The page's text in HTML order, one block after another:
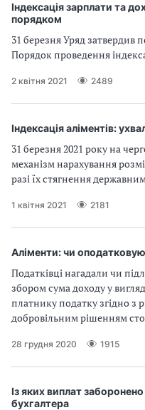
Індексація зарплати та
порядком
31 березня Уряд затвердив
Порядок проведення
2 квітня 2021 2489
Індексація аліментів:
31 березня 2021 року на
механізм нарахування
разі їх стягнення
1 квітня 2021 2181
Аліменти: чи
Податківці нагадали чи
збором сума доходу у
платнику податку згідно з
добровільним рішенням
28 грудня 2020 1915
Із яких виплат
бухгалтера